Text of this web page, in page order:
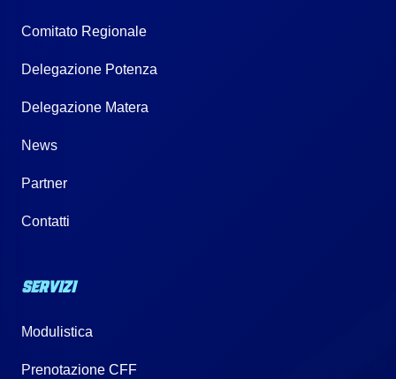
Comitato Regionale
Delegazione Potenza
Delegazione Matera
News
Partner
Contatti
SERVIZI
Modulistica
Prenotazione CFF